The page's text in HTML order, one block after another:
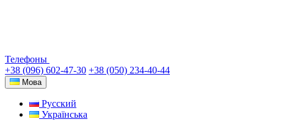
Телефоны
+38 (096) 602-47-30 +38 (050) 234-40-44
Мова
Русский
Українська